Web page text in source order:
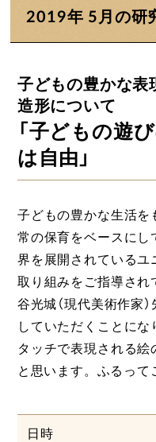
2019年 5月の研
子どもの豊かな表
造形について
「子どもの遊
は自由」
子どもの豊かな生活を
常の保育をベースにし
界を展開されているユ
取り組みをご指導され
谷光城（現代美術作家
していただくことに
タッチで表現される絵
と思います。ふるって
日時